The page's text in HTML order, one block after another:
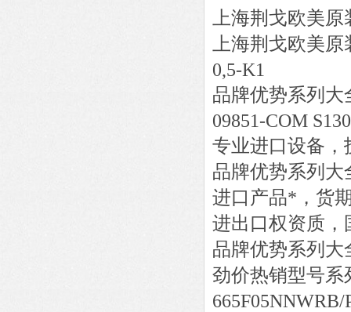
上海荆戈欧美
上海荆戈欧美
0,5-K1
品牌优势系列大
09851-COM
专业进口设备，
品牌优势系列大
进口产品*，货
进出口权资质，
品牌优势系列大
劲价热销型号系
665F05NNWRB/